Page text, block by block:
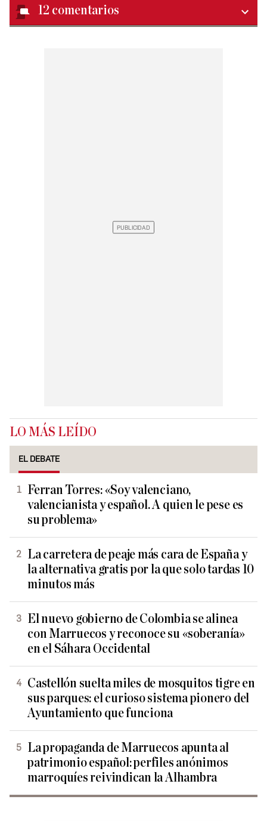
12 comentarios
LO MÁS LEÍDO
EL DEBATE
Ferran Torres: «Soy valenciano,
valencianista y español. A quien le pese es
su problema»
La carretera de peaje más cara de España y
la alternativa gratis por la que solo tardas 10
minutos más
El nuevo gobierno de Colombia se alinea
con Marruecos y reconoce su «soberanía»
en el Sáhara Occidental
Castellón suelta miles de mosquitos tigre en
sus parques: el curioso sistema pionero del
Ayuntamiento que funciona
La propaganda de Marruecos apunta al
patrimonio español: perfiles anónimos
marroquíes reivindican la Alhambra